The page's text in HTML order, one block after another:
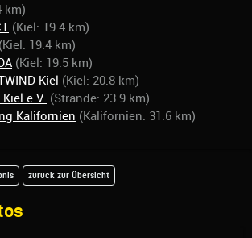
km)
(Kiel: 19.4 km)
(Kiel: 19.4 km)
(Kiel: 19.5 km)
Kiel (Kiel: 20.8 km)
e.V. (Strande: 23.9 km)
Kalifornien (Kalifornien: 31.6 km)
zurück zur Übersicht